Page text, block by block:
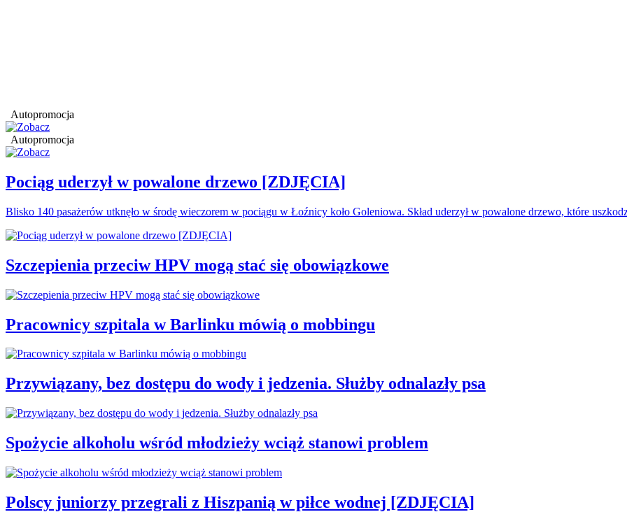
Autopromocja
Autopromocja
Pociąg uderzył w powalone drzewo [ZDJĘCIA]
Blisko 140 pasażerów utknęło w środę wieczorem w pociągu w Łoźnicy koło Goleniowa. Skład uderzył w powalone drzewo, które
Szczepienia przeciw HPV mogą stać się obowiązkowe
Pracownicy szpitala w Barlinku mówią o mobbingu
Przywiązany, bez dostępu do wody i jedzenia. Służby odnalazły psa
Spożycie alkoholu wśród młodzieży wciąż stanowi problem
Polscy juniorzy przegrali z Hiszpanią w piłce wodnej [ZDJĘCIA]